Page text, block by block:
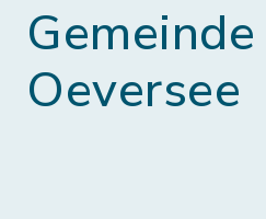
Gemeinde
Oeversee